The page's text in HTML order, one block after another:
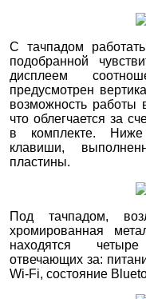
С тачпадом
подобранной
дисплеем
предусмотрен
возможность работы
что облегчается за
в комплекте. Ниже
клавиши,
пластины.
Под тачпадом,
хромированная
находятся
отвечающих за:
Wi-Fi, состояние